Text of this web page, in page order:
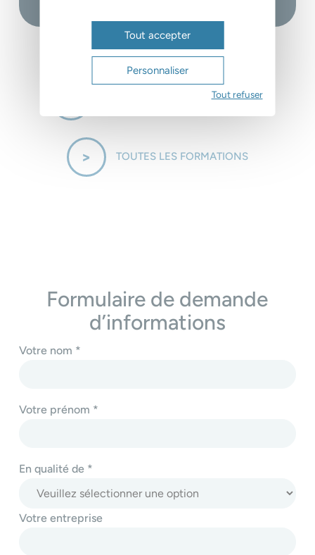
DEMANDER DES INFORMATIONS
TOUTES LES FORMATIONS
Formulaire de demande
d’informations
Votre nom *
Votre prénom *
En qualité de *
Votre entreprise
Tout accepter
Tout refuser
Personnaliser